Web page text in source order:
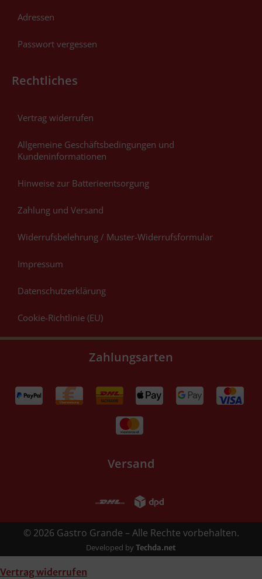
Adressen
Passwort vergessen
Rechtliches
Vertrag widerrufen
Allgemeine Geschäftsbedingungen und
Kundeninformationen
Hinweise zur Batterieentsorgung
Zahlung und Versand
Widerrufsbelehrung / Muster-Widerrufsformular
Impressum
Datenschutzerklärung
Cookie-Richtlinie (EU)
Zahlungsarten
Versand
© 2026 Gastro Grande – Alle Rechte vorbehalten.
Developed by Techda.net
Vertrag widerrufen